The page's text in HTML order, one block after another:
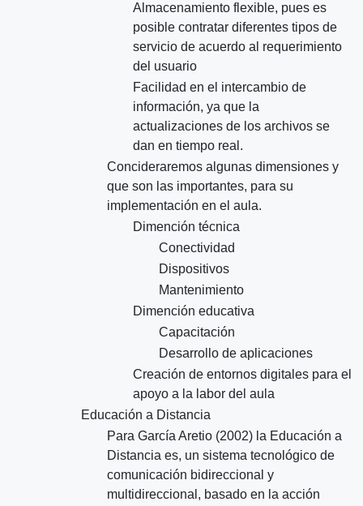
Almacenamiento flexible, pues es
posible contratar diferentes tipos de
servicio de acuerdo al requerimiento
del usuario
Facilidad en el intercambio de
información, ya que la
actualizaciones de los archivos se
dan en tiempo real.
Concideraremos algunas dimensiones y
que son las importantes, para su
implementación en el aula.
Dimención técnica
Conectividad
Dispositivos
Mantenimiento
Dimención educativa
Capacitación
Desarrollo de aplicaciones
Creación de entornos digitales para el
apoyo a la labor del aula
Educación a Distancia
Para García Aretio (2002) la Educación a
Distancia es, un sistema tecnológico de
comunicación bidireccional y
multidireccional, basado en la acción